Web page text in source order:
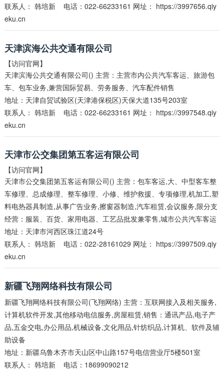
联系人： 韩培新电话：022-66233161 网址： https://3997656.qiy
eku.cn
天津滨海公共交通有限公司
【访问官网】
天津滨海公共交通有限公司() 主营：主营市内公共汽车客运、旅游包
车、包车业务,兼营国际贸易、劳务服务、汽车配件销售
地址：天津自贸试验区(天津港保税区)天保大道135号203室
联系人： 韩培新电话：022-66233161 网址： https://3997548.qiy
eku.cn
天津市公交集团第五客运有限公司
【访问官网】
天津市公交集团第五客运有限公司() 主营：包车客运,大、中型客车整
车修理、总成修理、整车修理、小修、维护救援、专项修理,机加工,塑
料电热器具制造,从事广告业务,擦窗器制造,汽车租赁,会议服务,限分支
经营：服装、百货、家用电器、工艺品批发兼零售,城市公共汽车客运
地址：天津市河西区珠江道24号
联系人： 韩培新电话：022-28161029 网址： https://3997509.qiy
eku.cn
新疆飞翔网络科技有限公司
新疆飞翔网络科技有限公司(飞翔网络) 主营：互联网接入及相关服务,
计算机软件开发,其他移动电信服务,房屋租赁,销售：通讯产品,电子产
品,五金交电,办公用品,机械设备,文化用品,针纺织品,计算机、软件及辅
助设备
地址：新疆乌鲁木齐市天山区中山路157号电信营业厅5楼501室
联系人： 韩培新电话：18699090212